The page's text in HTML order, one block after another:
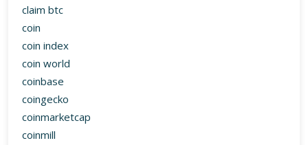
claim btc
coin
coin index
coin world
coinbase
coingecko
coinmarketcap
coinmill